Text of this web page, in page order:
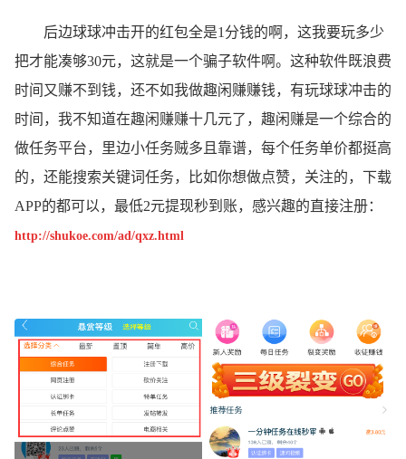
后边球球冲击开的红包全是1分钱的啊，这我要玩多少
把才能凑够30元，这就是一个骗子软件啊。这种软件既浪费
时间又赚不到钱，还不如我做趣闲赚赚钱，有玩球球冲击的
时间，我不知道在趣闲赚赚十几元了，趣闲赚是一个综合的
做任务平台，里边小任务贼多且靠谱，每个任务单价都挺高
的，还能搜索关键词任务，比如你想做点赞，关注的，下载
APP的都可以，最低2元提现秒到账，感兴趣的直接注册：
http://shukoe.com/ad/qxz.html